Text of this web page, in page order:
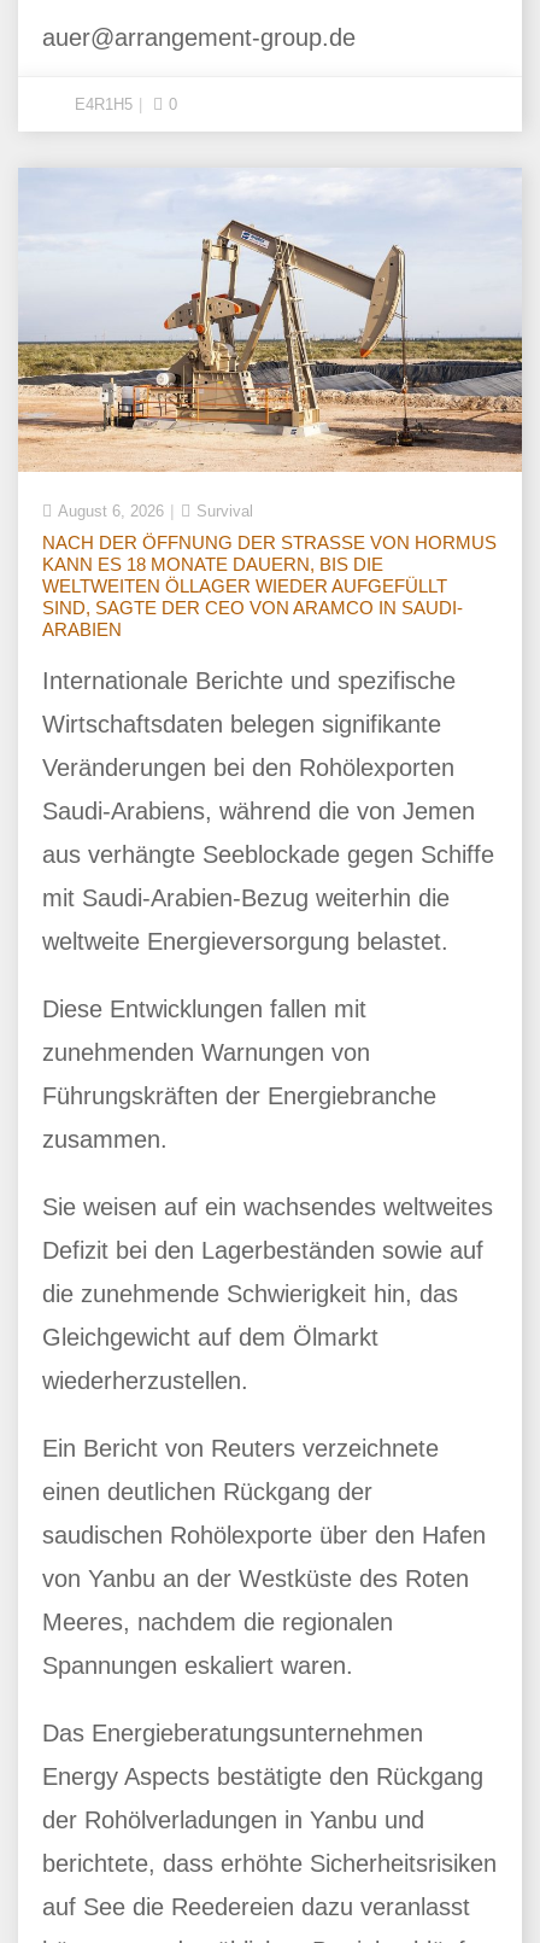
auer@arrangement-group.de
E4R1H5 0
August 6, 2026 Survival
NACH DER ÖFFNUNG DER STRASSE VON HORMUS
KANN ES 18 MONATE DAUERN, BIS DIE
WELTWEITEN ÖLLAGER WIEDER AUFGEFÜLLT
SIND, SAGTE DER CEO VON ARAMCO IN SAUDI-
ARABIEN
Internationale Berichte und spezifische
Wirtschaftsdaten belegen signifikante
Veränderungen bei den Rohölexporten
Saudi-Arabiens, während die von Jemen
aus verhängte Seeblockade gegen Schiffe
mit Saudi-Arabien-Bezug weiterhin die
weltweite Energieversorgung belastet.
Diese Entwicklungen fallen mit
zunehmenden Warnungen von
Führungskräften der Energiebranche
zusammen.
Sie weisen auf ein wachsendes weltweites
Defizit bei den Lagerbeständen sowie auf
die zunehmende Schwierigkeit hin, das
Gleichgewicht auf dem Ölmarkt
wiederherzustellen.
Ein Bericht von Reuters verzeichnete
einen deutlichen Rückgang der
saudischen Rohölexporte über den Hafen
von Yanbu an der Westküste des Roten
Meeres, nachdem die regionalen
Spannungen eskaliert waren.
Das Energieberatungsunternehmen
Energy Aspects bestätigte den Rückgang
der Rohölverladungen in Yanbu und
berichtete, dass erhöhte Sicherheitsrisiken
auf See die Reedereien dazu veranlasst